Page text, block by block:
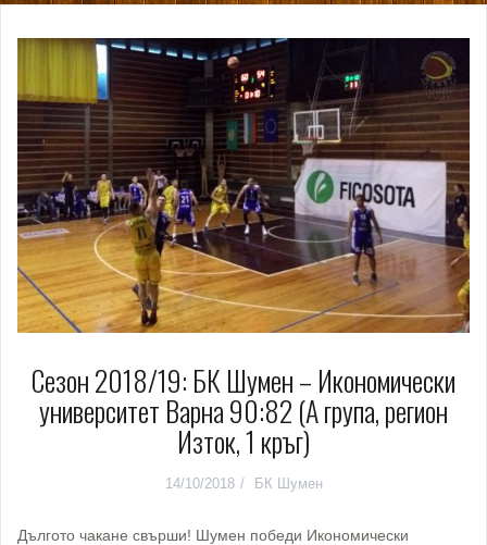
Сезон 2018/19: БК Шумен – Икономически
университет Варна 90:82 (А група, регион
Изток, 1 кръг)
14/10/2018 БК Шумен
Дългото чакане свърши! Шумен победи Икономически